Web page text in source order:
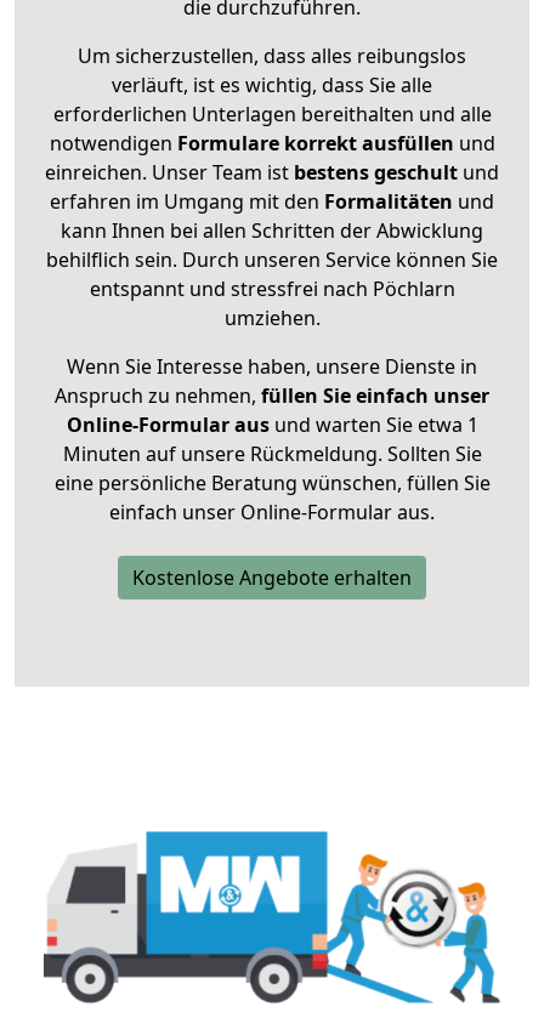
die durchzuführen.
Um sicherzustellen, dass alles reibungslos
verläuft, ist es wichtig, dass Sie alle
erforderlichen Unterlagen bereithalten und alle
notwendigen Formulare korrekt ausfüllen und
einreichen. Unser Team ist bestens geschult und
erfahren im Umgang mit den Formalitäten und
kann Ihnen bei allen Schritten der Abwicklung
behilflich sein. Durch unseren Service können Sie
entspannt und stressfrei nach Pöchlarn
umziehen.
Wenn Sie Interesse haben, unsere Dienste in
Anspruch zu nehmen, füllen Sie einfach unser
Online-Formular ausund warten Sie etwa 1
Minuten auf unsere Rückmeldung. Sollten Sie
eine persönliche Beratung wünschen, füllen Sie
einfach unser Online-Formular aus.
Kostenlose Angebote erhalten